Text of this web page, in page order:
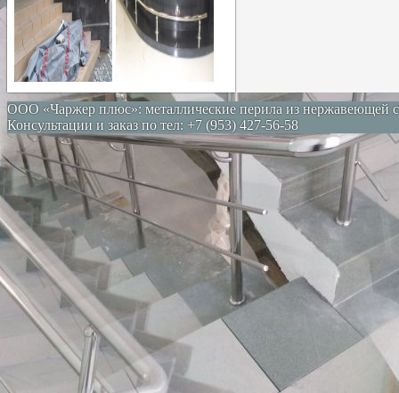
ООО «Чаржер плюс»: металлические перила из нержавеющей
Консультации и заказ по тел: +7 (953) 427-56-58